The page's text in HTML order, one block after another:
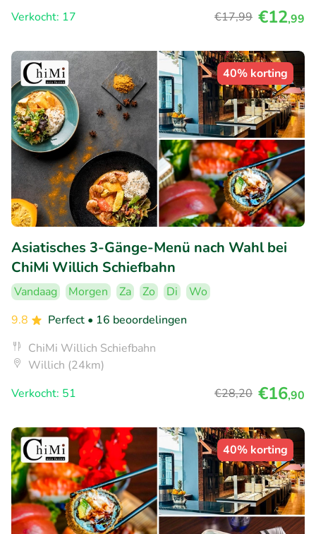
Verkocht: 17 €17,99 €12,99
40% korting
Asiatisches 3-Gänge-Menü nach Wahl bei
ChiMi Willich Schiefbahn
Vandaag Morgen Za Zo Di
Wo
9.8
Perfect • 16 beoordelingen
ChiMi Willich Schiefbahn
Willich (24km)
Verkocht: 51
€28,20 €16,90
40% korting